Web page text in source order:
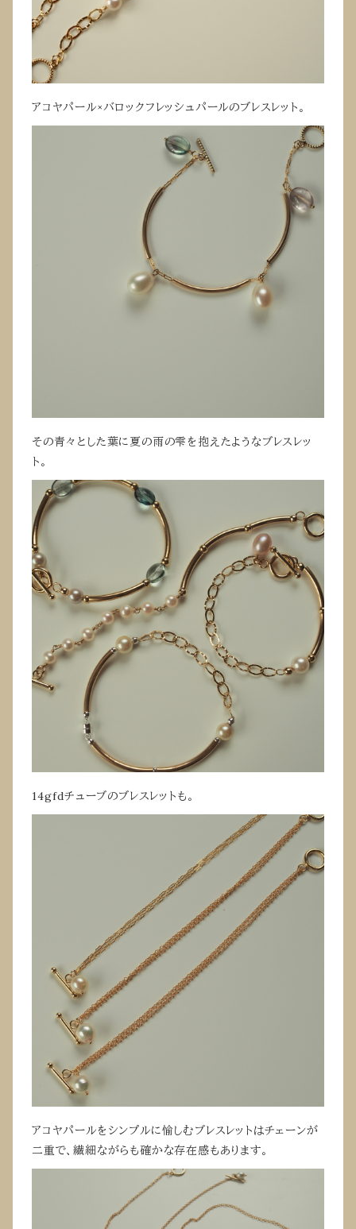
アコヤパール×バロックフレッシュパールのブレスレット。
その青々とした葉に夏の雨の雫を抱えたようなブレスレッ
ト。
14gfdチューブのブレスレットも。
アコヤパールをシンプルに愉しむブレスレットはチェーンが
二重で、繊細ながらも確かな存在感もあります。